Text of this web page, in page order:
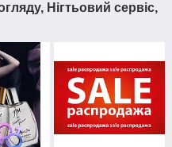
Нігтьовий сервіс,